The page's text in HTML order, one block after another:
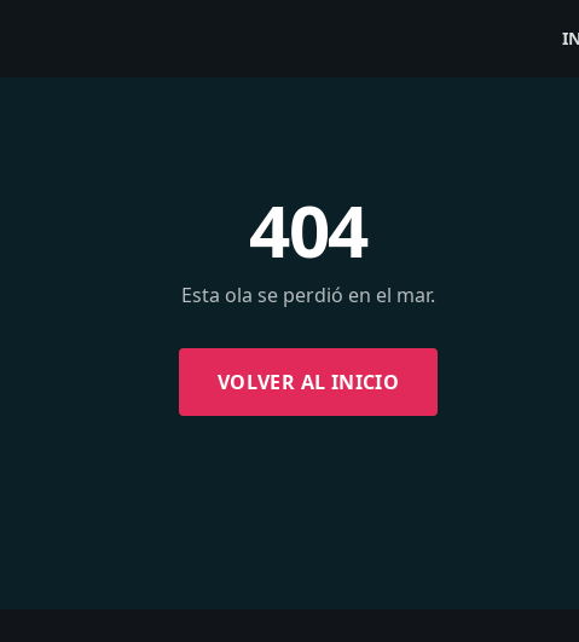
404
Esta ola se perdió en el mar.
VOLVER AL INICIO